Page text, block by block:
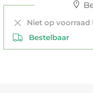
Niet op voorraad
Bestelbaar